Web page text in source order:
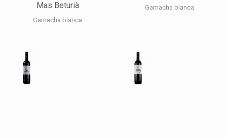
Mas Beturià
Garnacha blanca
Garnacha blanca